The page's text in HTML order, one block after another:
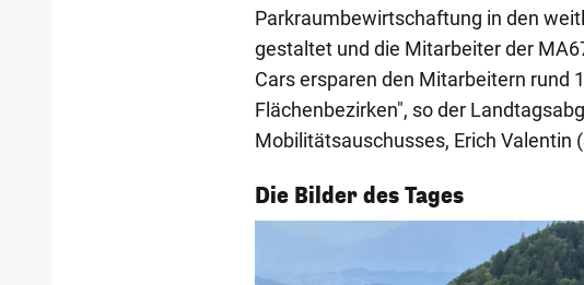
Parkraumbewirtschaftung in den
gestaltet und die Mitarbeiter der
Cars ersparen den Mitarbeitern rund
Flächenbezirken", so der
Mobilitätsauschusses, Erich Valentin
Die Bilder des Tages
1/56